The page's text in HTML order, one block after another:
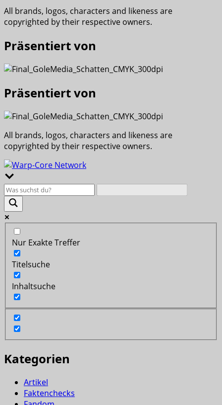
All brands, logos, characters and likeness are
copyrighted by their respective owners.
Präsentiert von
Präsentiert von
All brands, logos, characters and likeness are
copyrighted by their respective owners.
Nur Exakte Treffer
Titelsuche
Inhaltsuche
Kategorien
Artikel
Faktenchecks